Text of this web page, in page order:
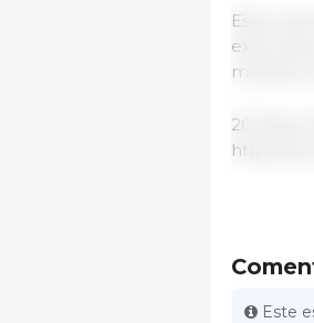
Esta
20 Mayo
https://
Este